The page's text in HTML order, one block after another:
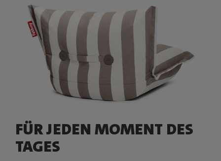
FÜR JEDEN MOMENT DES
TAGES